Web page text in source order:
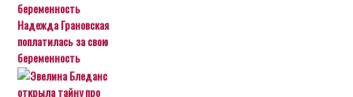
Надежда Грановская
поплатилась за свою
беременность